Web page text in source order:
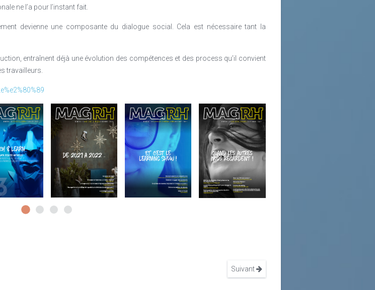
ne l’a pour l’instant fait.
devienne une composante du dialogue social. Cela est nécessaire tant la
entraînent déjà une évolution des compétences et des process qu’il convient
travailleurs.
Suivant